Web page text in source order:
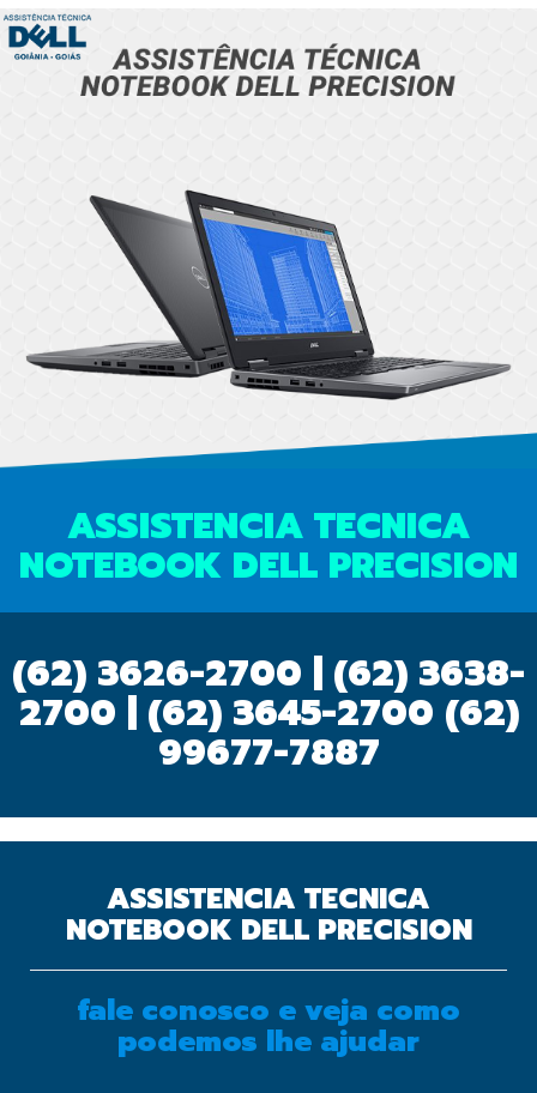
OK
ASSISTENCIA TECNICA
NOTEBOOK DELL PRECISION
(62) 3626-2700 | (62) 3638-
2700 | (62) 3645-2700 (62)
99677-7887
ASSISTENCIA TECNICA
NOTEBOOK DELL PRECISION
fale conosco e veja como
podemos lhe ajudar